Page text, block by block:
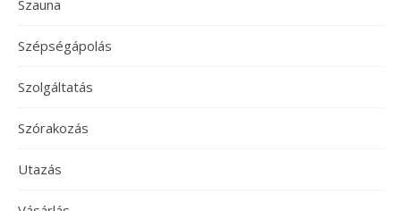
Szauna
Szépségápolás
Szolgáltatás
Szórakozás
Utazás